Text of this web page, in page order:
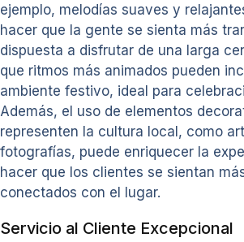
ejemplo, melodías suaves y
hacer que la gente se sienta más
dispuesta a disfrutar de una larga
que ritmos más animados pueden
ambiente festivo, ideal para
Además, el uso de elementos
representen la cultura local, como
fotografías, puede enriquecer la
hacer que los clientes se sientan
conectados con el lugar.
Servicio al Cliente Excepcional